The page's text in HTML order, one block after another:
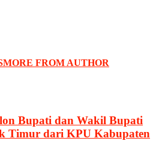
MORE FROM AUTHOR
Bupati dan Wakil Bupati
Timur dari KPU Kabupaten